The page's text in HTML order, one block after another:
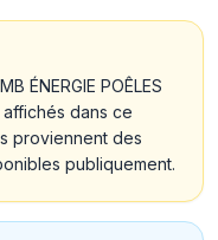
ÉNERGIE POÊLES
dans ce
proviennent des
publiquement.